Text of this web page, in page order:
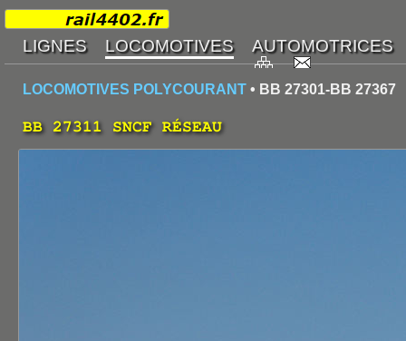
LOCOMOTIVES POLYCOURANT • BB 27301-BB 27367
BB 27311 SNCF RÉSEAU